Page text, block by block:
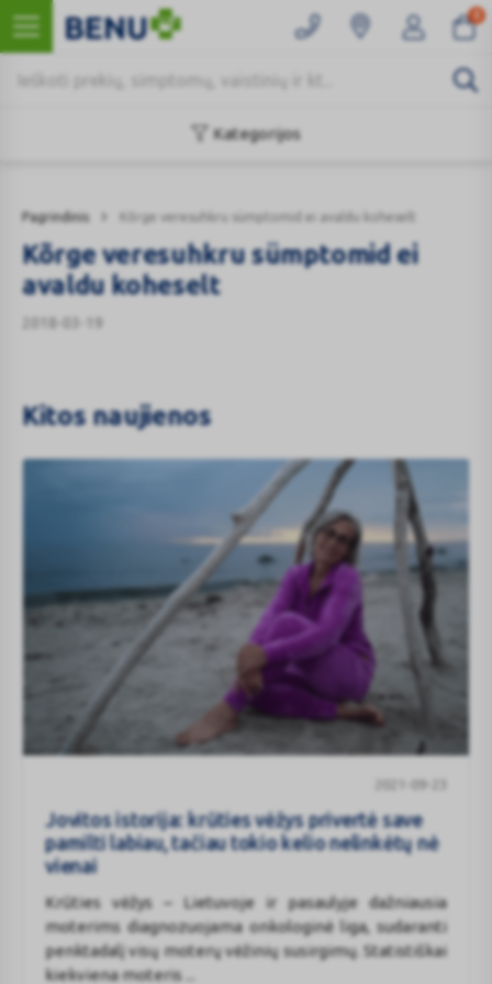
0
Pagrindinis Kõrge veresuhkru sümptomid ei avaldu koheselt
Kategorijos
Kõrge veresuhkru sümptomid ei
avaldu koheselt
Kitos naujienos
krūties
vėžys
privertė
pamilti
labiau,
tačiau
Jovitos istorija: krūties vėžys privertė save
pamilti labiau, tačiau tokio kelio nelinkėtų nė
vienai
Krūties vėžys – Lietuvoje ir pasaulyje dažniausia
moterims diagnozuojama onkologinė liga, sudaranti
penktadalį visų moterų vėžinių susirgimų. Statistiškai
kiekviena moteris ...